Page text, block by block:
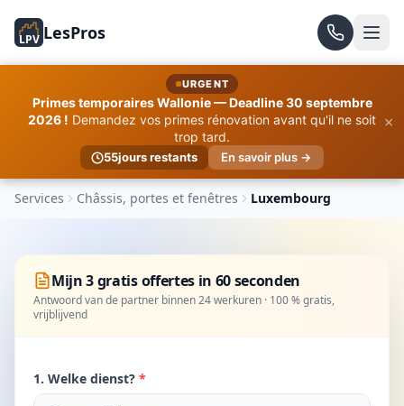
LPV LesPros
URGENT
Primes temporaires Wallonie — Deadline 30 septembre
2026 ! Demandez vos primes rénovation avant qu'il ne soit
trop tard.
55jours restants En savoir plus →
×
Services Châssis, portes et fenêtres Luxembourg
Mijn 3 gratis offertes in 60 seconden
Antwoord van de partner binnen 24 werkuren · 100 % gratis,
vrijblijvend
1. Welke dienst? *